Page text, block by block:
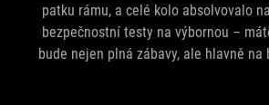
patku rámu, a celé kolo absolvovalo
bezpečnostní testy na výbornou –
bude nejen plná zábavy, ale hlavně na